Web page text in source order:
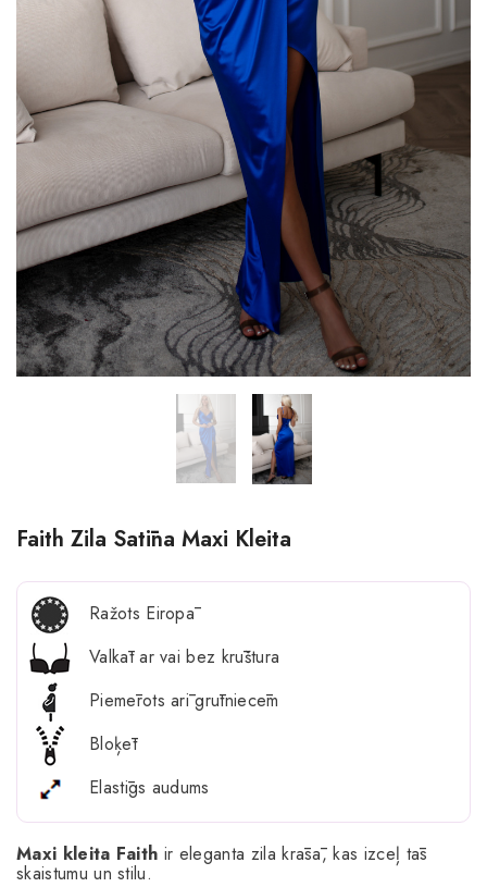
Faith Zila Satīna Maxi Kleita
Ražots Eiropā
Valkāt ar vai bez krūštura
Piemērots arī grūtniecēm
Bloķēt
Elastīgs audums
Maxi kleita Faith ir eleganta zila krāsā, kas izceļ tās
skaistumu un stilu.